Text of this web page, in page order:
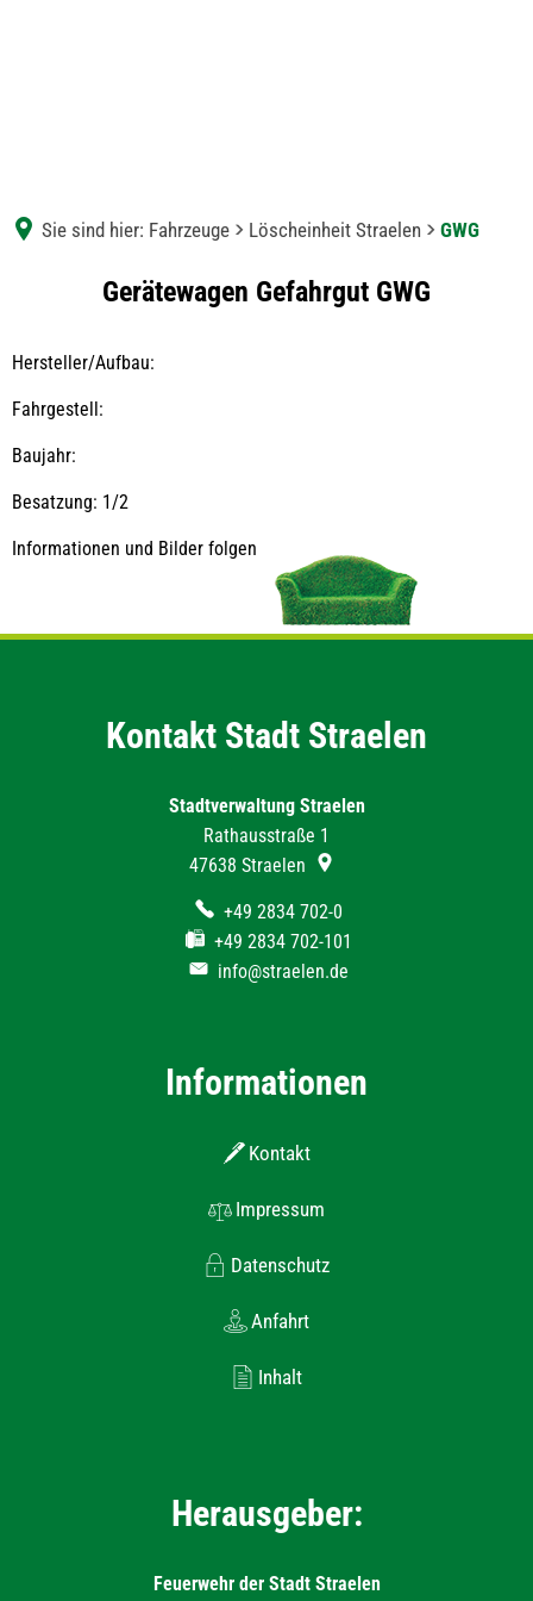
Sie sind hier: Fahrzeuge Löscheinheit Straelen GWG
Gerätewagen Gefahrgut GWG
Hersteller/Aufbau:
Fahrgestell:
Baujahr:
Besatzung: 1/2
Informationen und Bilder folgen
Kontakt Stadt Straelen
Stadtverwaltung Straelen
Rathausstraße 1
47638 Straelen
+49 2834 702-0
+49 2834 702-101
info@straelen.de
Informationen
Kontakt
Impressum
Datenschutz
Anfahrt
Inhalt
Herausgeber:
Feuerwehr der Stadt Straelen